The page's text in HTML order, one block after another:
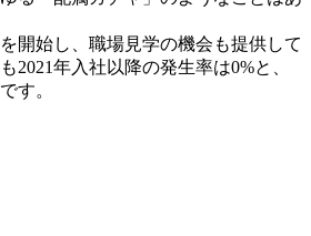
開始し、職場見学の機会も提供して
2021年入社以降の発生率は0%と、
す。